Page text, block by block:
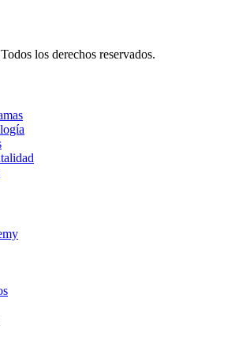
los derechos reservados.